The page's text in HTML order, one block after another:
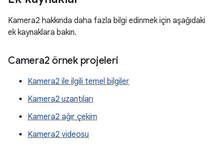
Kamera2 hakkında daha fazla bilgi edinmek için aşağıdaki
ek kaynaklara bakın.
Camera2 örnek projeleri
Kamera2 ile ilgili temel bilgiler
Kamera2 uzantıları
Kamera2 ağır çekim
Kamera2 videosu